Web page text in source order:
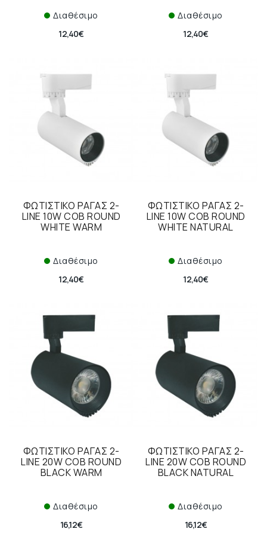
Διαθέσιμο
12,40€
Διαθέσιμο
12,40€
ΦΩΤΙΣΤΙΚΟ ΡΑΓΑΣ 2-
LINE 10W COB ROUND
WHITE WARM
Διαθέσιμο
12,40€
ΦΩΤΙΣΤΙΚΟ ΡΑΓΑΣ 2-
LINE 10W COB ROUND
WHITE NATURAL
Διαθέσιμο
12,40€
ΦΩΤΙΣΤΙΚΟ ΡΑΓΑΣ 2-
LINE 20W COB ROUND
BLACK WARM
Διαθέσιμο
16,12€
ΦΩΤΙΣΤΙΚΟ ΡΑΓΑΣ 2-
LINE 20W COB ROUND
BLACK NATURAL
Διαθέσιμο
16,12€